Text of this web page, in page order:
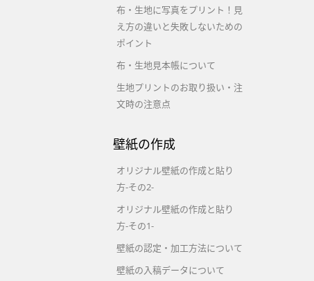
布・生地に写真をプリント！見
え方の違いと失敗しないための
ポイント
布・生地見本帳について
生地プリントのお取り扱い・注
文時の注意点
壁紙の作成
オリジナル壁紙の作成と貼り
方-その2-
オリジナル壁紙の作成と貼り
方-その1-
壁紙の認定・加工方法について
壁紙の入稿データについて